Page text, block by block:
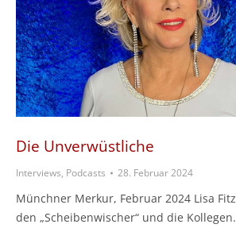
Die Unverwüstliche
Interviews, Podcasts 28. Februar 2024
Münchner Merkur, Februar 2024 Lisa
den „Scheibenwischer“ und die